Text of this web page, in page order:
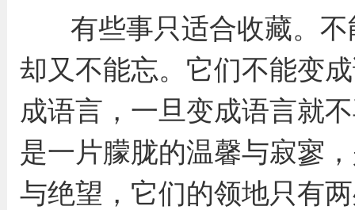
有些事只适合收藏。
却又不能忘。它们不能变
成语言，一旦变成语言就
是一片朦胧的温馨与寂寥
与绝望，它们的领地只有